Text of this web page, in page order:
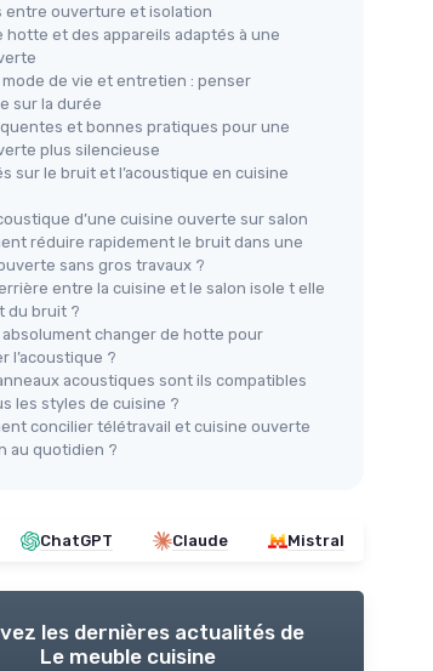
entre ouverture et isolation
hotte et des appareils adaptés à une
mode de vie et entretien : penser
sur la durée
et bonnes pratiques pour une
plus silencieuse
sur le bruit et l’acoustique en cuisine
d’une cuisine ouverte sur salon
réduire rapidement le bruit dans une
sans gros travaux ?
entre la cuisine et le salon isole t elle
du bruit ?
absolument changer de hotte pour
l’acoustique ?
acoustiques sont ils compatibles
les styles de cuisine ?
concilier télétravail et cuisine ouverte
au quotidien ?
ChatGPT Claude Mistral
les dernières actualités de
Le meuble cuisine